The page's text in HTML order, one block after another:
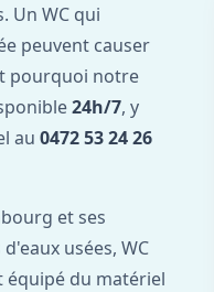
Un WC qui
peuvent causer
pourquoi notre
24h/7, y
au 0472 53 24 26
et ses
usées, WC
équipé du matériel